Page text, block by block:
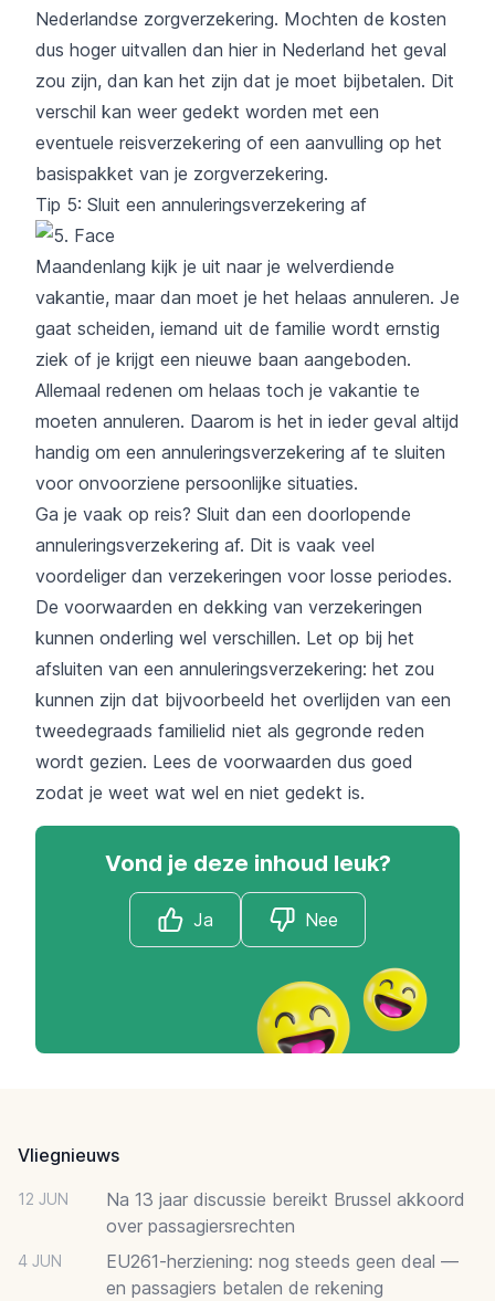
Nederlandse zorgverzekering. Mochten de kosten
dus hoger uitvallen dan hier in Nederland het geval
zou zijn, dan kan het zijn dat je moet bijbetalen. Dit
verschil kan weer gedekt worden met een
eventuele reisverzekering of een aanvulling op het
basispakket van je zorgverzekering.
Tip 5: Sluit een annuleringsverzekering af
Maandenlang kijk je uit naar je welverdiende
vakantie, maar dan moet je het helaas annuleren. Je
gaat scheiden, iemand uit de familie wordt ernstig
ziek of je krijgt een nieuwe baan aangeboden.
Allemaal redenen om helaas toch je vakantie te
moeten annuleren. Daarom is het in ieder geval altijd
handig om een annuleringsverzekering af te sluiten
voor onvoorziene persoonlijke situaties.
Ga je vaak op reis? Sluit dan een doorlopende
annuleringsverzekering af. Dit is vaak veel
voordeliger dan verzekeringen voor losse periodes.
De voorwaarden en dekking van verzekeringen
kunnen onderling wel verschillen. Let op bij het
afsluiten van een annuleringsverzekering: het zou
kunnen zijn dat bijvoorbeeld het overlijden van een
tweedegraads familielid niet als gegronde reden
wordt gezien. Lees de voorwaarden dus goed
zodat je weet wat wel en niet gedekt is.
Vond je deze inhoud leuk?
Ja Nee
Vliegnieuws
12 JUN
Na 13 jaar discussie bereikt Brussel akkoord
over passagiersrechten
4 JUN
EU261-herziening: nog steeds geen deal —
en passagiers betalen de rekening